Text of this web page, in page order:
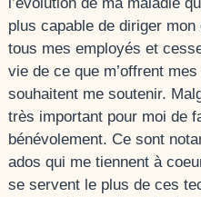
plus capable de diriger
tous mes employés et
vie de ce que m’offrent
souhaitent me soutenir.
très important pour moi de
bénévolement. Ce sont
ados qui me tiennent à
se servent le plus de ces